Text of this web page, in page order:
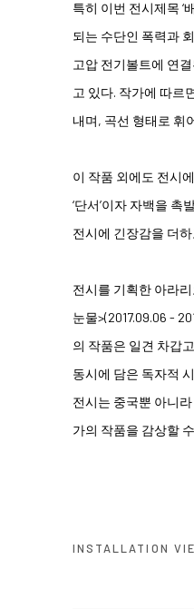
특히 이번 전시제목 ‘
되는 수단인 폭력과
고압 전기볼트에 연
고 있다. 작가에 따르
내며, 곡선 형태로 휘
이 작품 외에도 전시
‘단서’이자 자백을 촉
전시에 긴장감을 더
전시를 기획한 아라
눈물>(2017.09.06 -
의 작품은 일견 차갑
동시에 담은 독자적
전시는 중국뿐 아니
가의 작품을 감상할
INSTALLATION